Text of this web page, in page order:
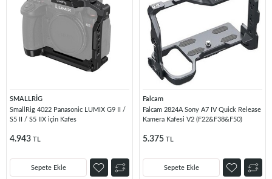
SMALLRİG
SmallRig 4022 Panasonic LUMIX G9 II /
S5 II / S5 IIX için Kafes
4.943 TL
Sepete Ekle
Falcam
Falcam 2824A Sony A7 IV Quick Release
Kamera Kafesi V2 (F22&F38&F50)
5.375 TL
Sepete Ekle